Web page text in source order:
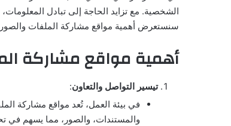
الشخصية. مع تزايد الحاجة إلى تبادل
سنستعرض أهمية مواقع مشاركة الملفات
أهمية مواقع مشاركة
تيسير التواصل والتعاون:
في بيئة العمل، تُعد مواقع مشاركة
والمستندات، والصور، مما يسهم في